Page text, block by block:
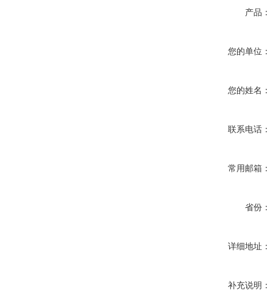
产品：
您的单位：
您的姓名：
联系电话：
常用邮箱：
省份：
详细地址：
补充说明：